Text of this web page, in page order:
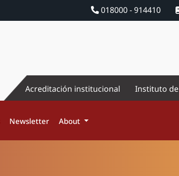
018000 - 914410
Acreditación institucional Instituto
Newsletter About